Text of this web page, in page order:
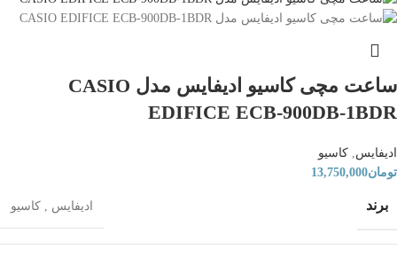
ساعت مچی کاسیو ادیفایس مدل CASIO
EDIFICE ECB-900DB-1BDR
ادیفایس, کاسیو
تومان13,750,000
برند ادیفایس , کاسیو